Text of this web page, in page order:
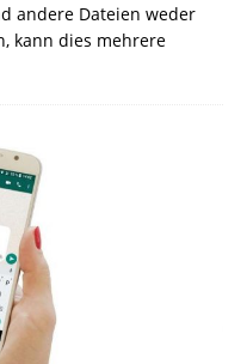
andere Dateien weder
kann dies mehrere